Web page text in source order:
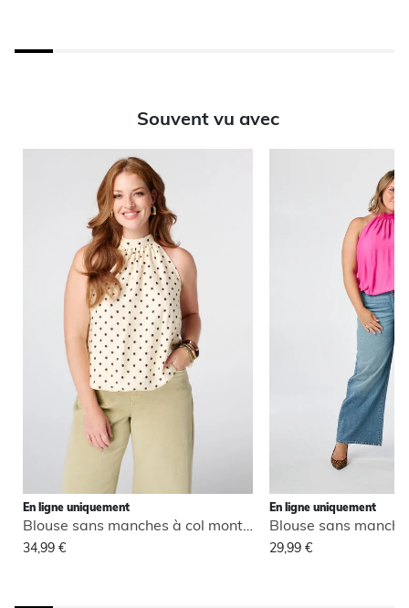
Souvent vu avec
En ligne uniquement
Blouse sans manches à col montant
34,99 €
En ligne uniquement
29,99 €